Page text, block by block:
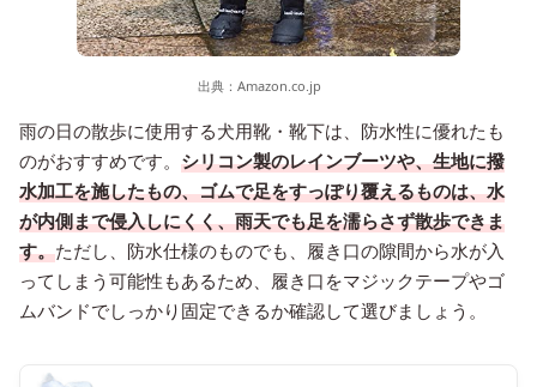
出典： Amazon.co.jp
雨の日の散歩に使用する犬用靴・靴下は、防水性に優れたも
のがおすすめです。 シリコン製のレインブーツや、生地に撥
水加工を施したもの、ゴムで足をすっぽり覆えるものは、水
が内側まで侵入しにくく、雨天でも足を濡らさず散歩できま
す。ただし、防水仕様のものでも、履き口の隙間から水が入
ってしまう可能性もあるため、履き口をマジックテープやゴ
ムバンドでしっかり固定できるか確認して選びましょう。